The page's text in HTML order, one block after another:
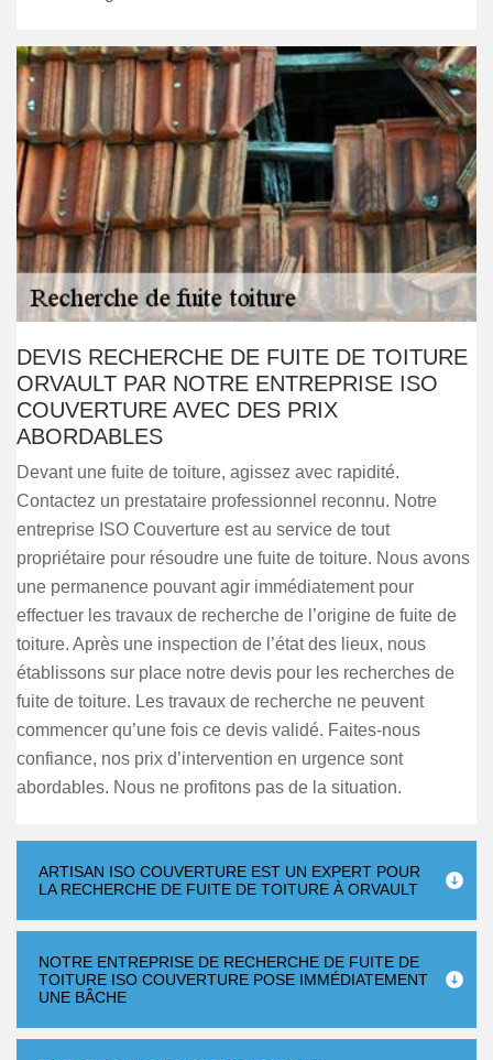
DEVIS RECHERCHE DE FUITE DE TOITURE
ORVAULT PAR NOTRE ENTREPRISE ISO
COUVERTURE AVEC DES PRIX
ABORDABLES
Devant une fuite de toiture, agissez avec rapidité.
Contactez un prestataire professionnel reconnu. Notre
entreprise ISO Couverture est au service de tout
propriétaire pour résoudre une fuite de toiture. Nous avons
une permanence pouvant agir immédiatement pour
effectuer les travaux de recherche de l’origine de fuite de
toiture. Après une inspection de l’état des lieux, nous
établissons sur place notre devis pour les recherches de
fuite de toiture. Les travaux de recherche ne peuvent
commencer qu’une fois ce devis validé. Faites-nous
confiance, nos prix d’intervention en urgence sont
abordables. Nous ne profitons pas de la situation.
ARTISAN ISO COUVERTURE EST UN EXPERT POUR
LA RECHERCHE DE FUITE DE TOITURE À ORVAULT
NOTRE ENTREPRISE DE RECHERCHE DE FUITE DE
TOITURE ISO COUVERTURE POSE IMMÉDIATEMENT
UNE BÂCHE